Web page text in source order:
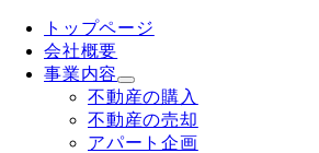
トップページ
会社概要
事業内容
不動産の購入
不動産の売却
アパート企画